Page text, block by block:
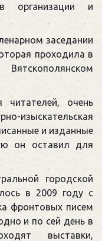
организации и
заседании
проходила в
очень
и изданные
он оставил для
городской
в 2009 году с
фронтовых писем
и по сей день в
выставки,